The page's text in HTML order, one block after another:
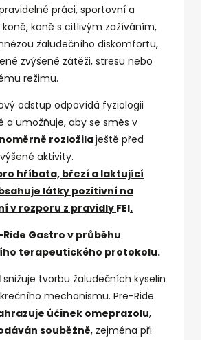
práci, sportovní a
koně s citlivým zažíváním,
žaludečního diskomfortu,
zvýšené zátěži, stresu nebo
režimu.
odstup odpovídá fyziologii
a umožňuje, aby se směs v
rozložilaještě před
aktivity.
hříbata, březí a laktující
látky pozitivní na
v rozporu z pravidly FEI.
Gastro v průběhu
terapeutického protokolu.
snižuje tvorbu žaludečních kyselin
mechanismu. Pre-Ride
účinek omeprazolu,
souběžně, zejména při